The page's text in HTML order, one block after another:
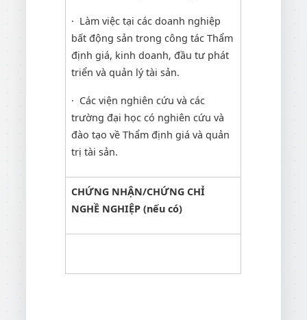
· Làm việc tại các doanh nghiệp
bất động sản trong công tác Thẩm
định giá, kinh doanh, đầu tư phát
triển và quản lý tài sản.
· Các viện nghiên cứu và các
trường đại học có nghiên cứu và
đào tạo về Thẩm định giá và quản
trị tài sản.
CHỨNG NHẬN/CHỨNG CHỈ
NGHỀ NGHIỆP (nếu có)